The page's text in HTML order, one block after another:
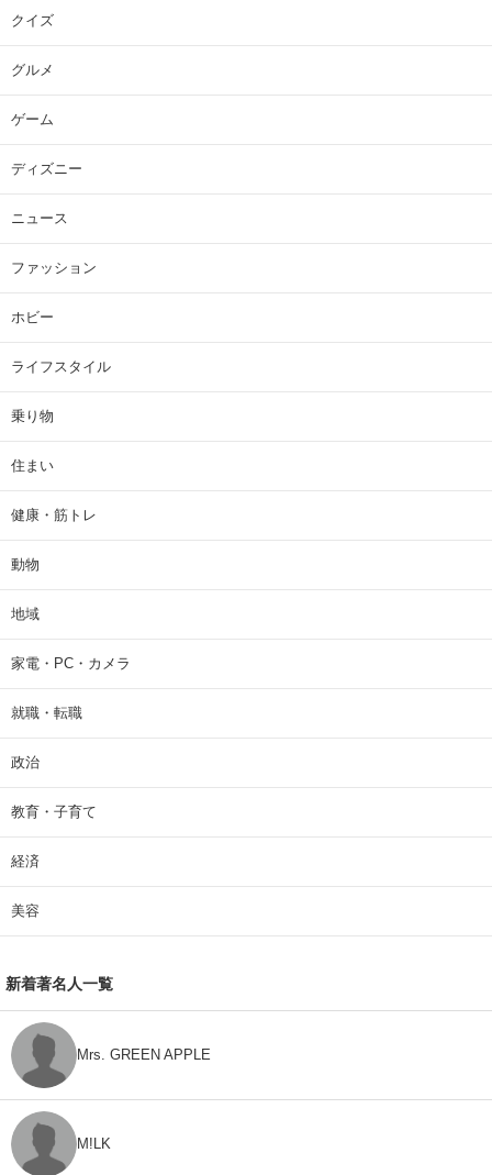
クイズ
グルメ
ゲーム
ディズニー
ニュース
ファッション
ホビー
ライフスタイル
乗り物
住まい
健康・筋トレ
動物
地域
家電・PC・カメラ
就職・転職
政治
教育・子育て
経済
美容
新着著名人一覧
Mrs. GREEN APPLE
M!LK